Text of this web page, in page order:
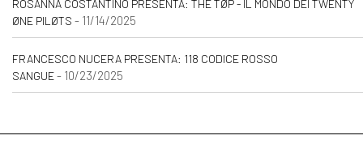
ROSANNA COSTANTINO PRESENTA: THE TØP - IL MONDO DEI TWENTY
ØNE PILØTS - 11/14/2025
FRANCESCO NUCERA PRESENTA: 118 CODICE ROSSO
SANGUE- 10/23/2025